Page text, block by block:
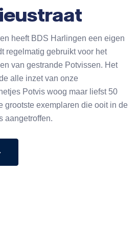
heeft BDS Harlingen een eigen
regelmatig gebruikt voor het
van gestrande Potvissen. Het
alle inzet van onze
Potvis woog maar liefst 50
grootste exemplaren die ooit in de
aangetroffen.